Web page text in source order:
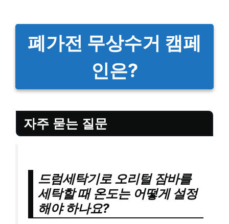
폐가전 무상수거 캠페
인은?
자주 묻는 질문
드럼세탁기로 오리털 잠바를
세탁할 때 온도는 어떻게 설정
해야 하나요?